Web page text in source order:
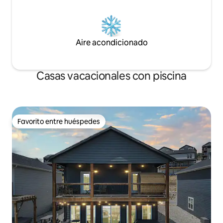
Aire acondicionado
Casas vacacionales con piscina
Favorito entre huéspedes
Favorito entre huéspedes